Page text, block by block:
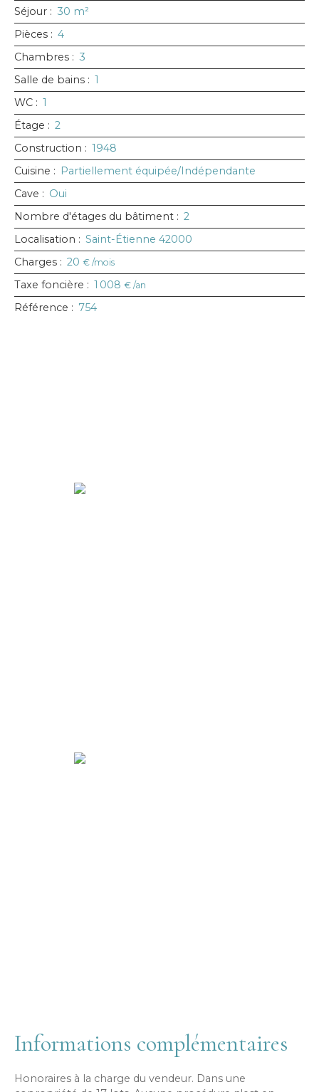
Séjour : 30 m²
Pièces : 4
Chambres : 3
Salle de bains : 1
WC : 1
Étage : 2
Construction : 1948
Cuisine : Partiellement équipée/Indépendante
Cave : Oui
Nombre d'étages du bâtiment : 2
Localisation : Saint-Étienne 42000
Charges : 20 € /mois
Taxe foncière : 1 008 € /an
Référence : 754
Informations complémentaires
Honoraires à la charge du vendeur. Dans une